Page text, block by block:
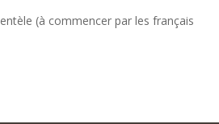
(à commencer par les français